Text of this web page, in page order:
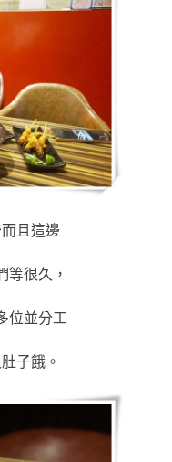
且這邊
等很久，
位並分工
子餓。